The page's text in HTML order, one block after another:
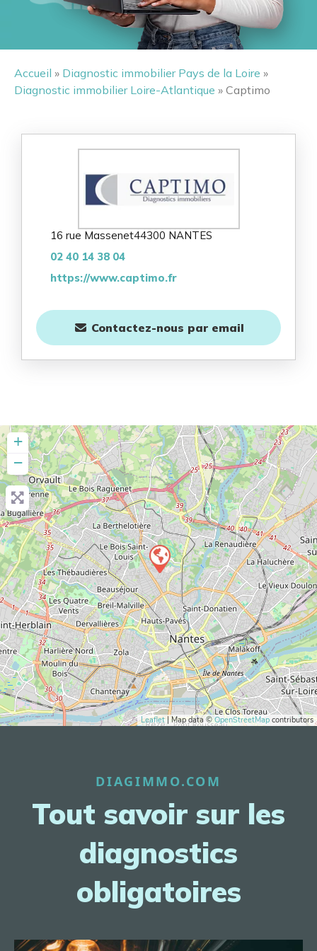
Accueil » Diagnostic immobilier Pays de la Loire »
Diagnostic immobilier Loire-Atlantique » Captimo
16 rue Massenet44300 NANTES
02 40 14 38 04
https://www.captimo.fr
Contactez-nous par email
+
−
Leaflet| Map data ©OpenStreetMap contributors
DIAGIMMO.COM
Tout savoir sur les
diagnostics
obligatoires